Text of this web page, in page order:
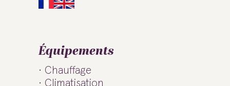
Équipements
Chauffage
Climatisation